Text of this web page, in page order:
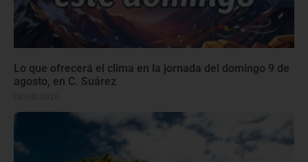
Lo que ofrecerá el clima en la jornada del domingo 9 de
agosto, en C. Suárez